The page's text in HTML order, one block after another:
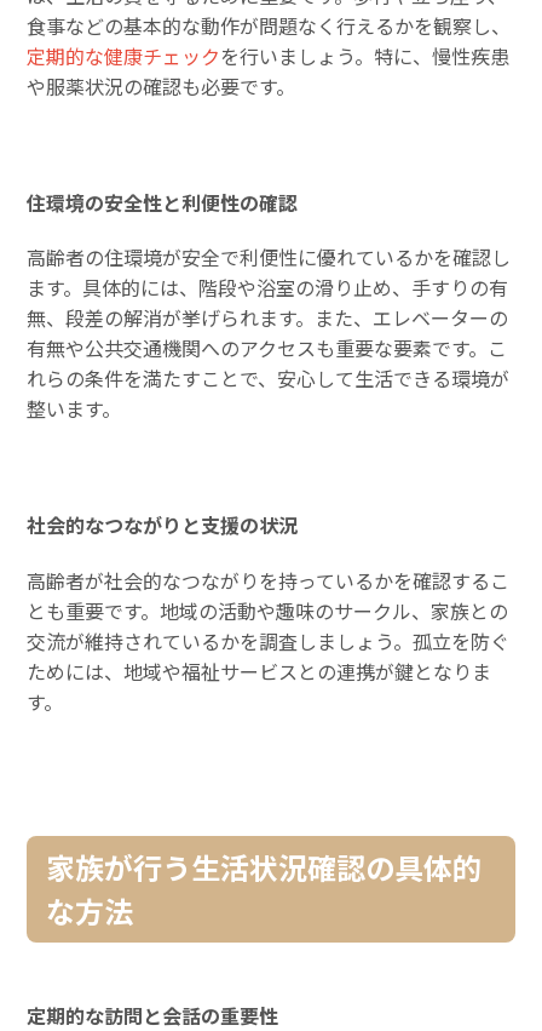
食事などの基本的な動作が問題なく行えるかを観察し、
定期的な健康チェックを行いましょう。特に、慢性疾患
や服薬状況の確認も必要です。
住環境の安全性と利便性の確認
高齢者の住環境が安全で利便性に優れているかを確認し
ます。具体的には、階段や浴室の滑り止め、手すりの有
無、段差の解消が挙げられます。また、エレベーターの
有無や公共交通機関へのアクセスも重要な要素です。こ
れらの条件を満たすことで、安心して生活できる環境が
整います。
社会的なつながりと支援の状況
高齢者が社会的なつながりを持っているかを確認するこ
とも重要です。地域の活動や趣味のサークル、家族との
交流が維持されているかを調査しましょう。孤立を防ぐ
ためには、地域や福祉サービスとの連携が鍵となりま
す。
家族が行う生活状況確認の具体的
な方法
定期的な訪問と会話の重要性